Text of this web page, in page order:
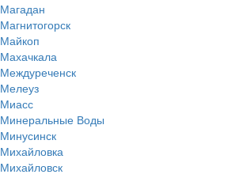
Магадан
Магнитогорск
Майкоп
Махачкала
Междуреченск
Мелеуз
Миасс
Минеральные Воды
Минусинск
Михайловка
Михайловск